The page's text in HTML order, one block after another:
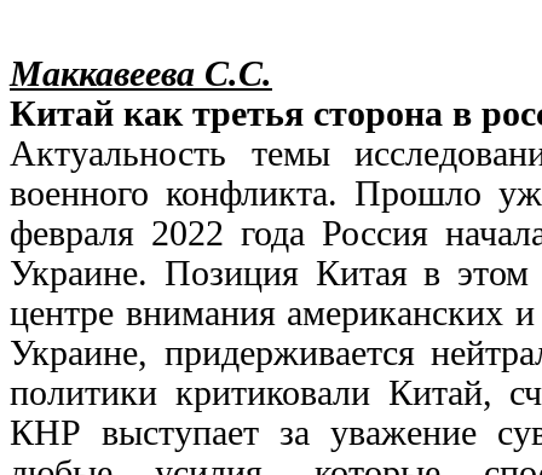
Маккавеева С.С.
Китай как третья сторона в
Актуальность темы
военного конфликта. Прошло
февраля 2022 года Россия
Украине. Позиция Китая в этом
центре внимания
Украине, придерживается
политики критиковали Китай,
КНР выступает за уважение